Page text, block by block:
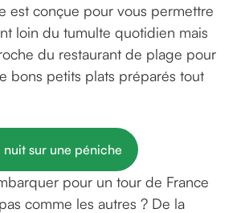
est conçue pour vous permettre
loin du tumulte quotidien mais
du restaurant de plage pour
bons petits plats préparés tout
nuit sur une péniche
pour un tour de France
comme les autres ? De la